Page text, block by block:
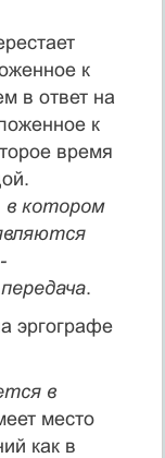
к
в ответ на
к
время
в котором
.
эргографе
в
место
как в